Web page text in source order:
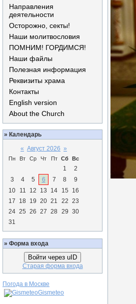
Направления
деятельности
Осторожно, секты!
Наши молитвословия
ПОМНИМ! ГОРДИМСЯ!
Наши файлы
Полезная информация
Реквизиты храма
Контакты
English version
About the Church
» Календарь
« Август 2026 »
Пн Вт Ср Чт Пт Сб Вс
1
2
3
4 5 6 7 8
9
10
11 12 13 14 15
16
17
18 19 20 21 22 23
24 25 26 27 28 29 30
31
» Форма входа
Войти через uID
Старая форма входа
Погода в Москве
Gismeteo